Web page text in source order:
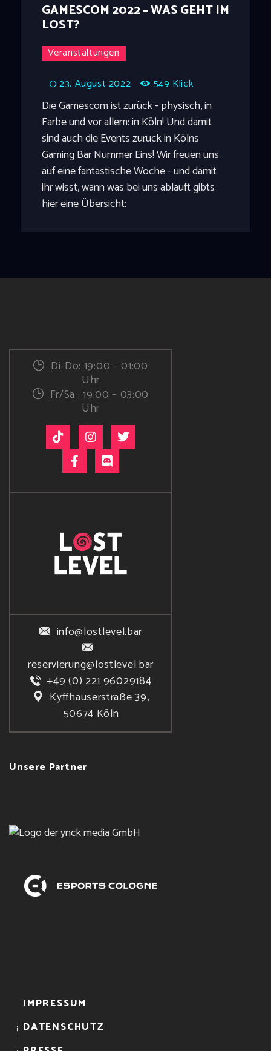
GAMESCOM 2022 – WAS GEHT IM
LOST?
Veranstaltungen
23. August 2022
549 Klick
Die Gamescom ist zurück - physisch, in
Farbe und vor allem: in Köln! Und damit
sind auch die Events zurück in Kölns
Gaming Bar Nummer Eins! Wir freuen uns
auf eine fantastische Woche - und damit
ihr wisst, wann was bei uns abläuft gibts
hier eine Übersicht:
Di-Do: 19:00 – 01:00
Uhr
Fr/Sa : 19:00 – 03:00
Uhr
info@lostlevel.bar
reservierung@lostlevel.bar
+49 (0) 221 96029184
Kyffhäuserstraße 39,
50674 Köln
Unsere Partner
IMPRESSUM
DATENSCHUTZ